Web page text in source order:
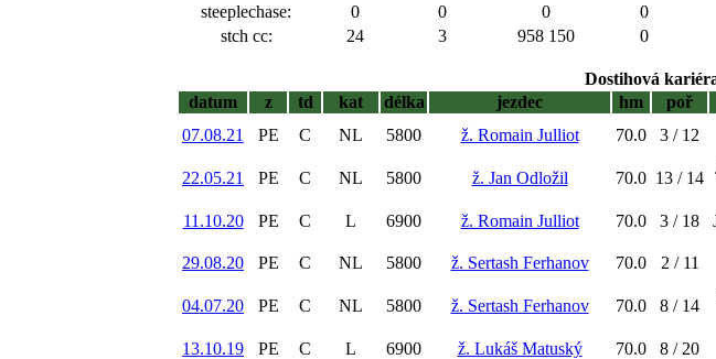
steeplechase:
0 0 0 0
stch cc:
24 3 958 150 0
Dostihová
datum
z td kat délka jezdec hm poř
07.08.21
PE C NL 5800 ž. Romain Julliot 70.0 3 / 12
22.05.21 PE C NL 5800 ž. Jan Odložil 70.0 13 / 14
11.10.20 PE C L 6900 ž. Romain Julliot 70.0 3 / 18
29.08.20 PE C NL 5800 ž. Sertash Ferhanov 70.0 2 / 11
04.07.20 PE C NL 5800 ž. Sertash Ferhanov 70.0 8 / 14
13.10.19 PE C L 6900 ž. Lukáš Matuský 70.0 8 / 20